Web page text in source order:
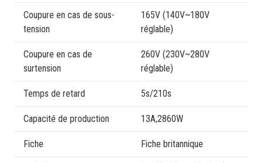
Coupure en cas de sous-
tension
165V (140V~180V
réglable)
Coupure en cas de
surtension
260V (230V~280V
réglable)
Temps de retard 5s/210s
Capacité de production 13A,2860W
Fiche Fiche britannique